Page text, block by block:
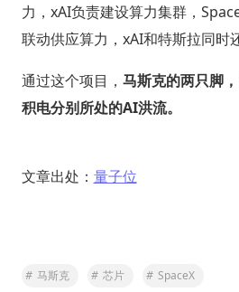
力，xAI负责建设算力集群，
联动供应算力，xAI和特斯拉同时
通过这个项目， 马斯克的两只脚
积电分别所处的AI洪流。
文章出处： 量子位
# 马斯克 # 芯片 # SpaceX